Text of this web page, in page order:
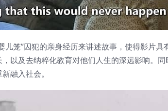
儿笼”囚犯的亲身经历来讲述故事，使得影片
以及去纳粹化教育对他们人生的深远影响。
融入社会。